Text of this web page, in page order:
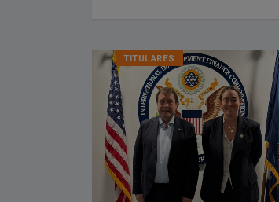
TITULARES